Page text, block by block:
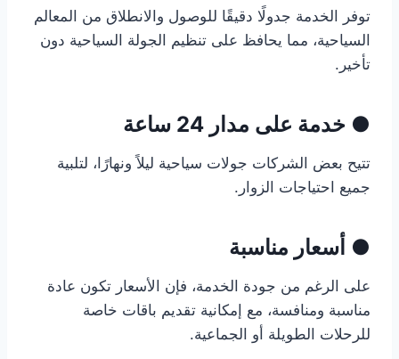
توفر الخدمة جدولًا دقيقًا للوصول والانطلاق من المعالم
السياحية، مما يحافظ على تنظيم الجولة السياحية دون
تأخير.
● خدمة على مدار 24 ساعة
تتيح بعض الشركات جولات سياحية ليلاً ونهارًا، لتلبية
جميع احتياجات الزوار.
● أسعار مناسبة
على الرغم من جودة الخدمة، فإن الأسعار تكون عادة
مناسبة ومنافسة، مع إمكانية تقديم باقات خاصة
للرحلات الطويلة أو الجماعية.